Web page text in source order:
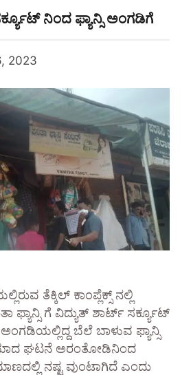
ನಿಂದ ಫ್ಯಾನ್ಸಿ ಅಂಗಡಿಗೆ
2023
ತೆಕ್ಕಿಲ್ ಕಾಂಪ್ಲೆಕ್ಸ್ ನಲ್ಲಿ
ಫ್ಯಾನ್ಸಿ ಗೆ ವಿದ್ಯುತ್ ಶಾರ್ಟ್ ಸರ್ಕ್ಯೂಟ್
ಬೆಲೆ ಬಾಳುವ ಫ್ಯಾನ್ಸಿ
ಘಟನೆ ಅರಂತೋಡಿನಿಂದ
ನಷ್ಟ ವುಂಟಾಗಿದೆ ಎಂದು